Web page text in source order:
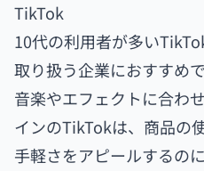
TikTok
10代の利用者が多い
取り扱う企業におすすめで
音楽やエフェクトに合わ
インのTikTokは、商品の
手軽さをアピールするの